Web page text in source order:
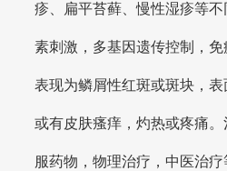
疹、扁平苔藓、慢性湿疹等
素刺激，多基因遗传控制，
表现为鳞屑性红斑或斑块，表
或有皮肤瘙痒，灼热或疼痛
服药物，物理治疗，中医治